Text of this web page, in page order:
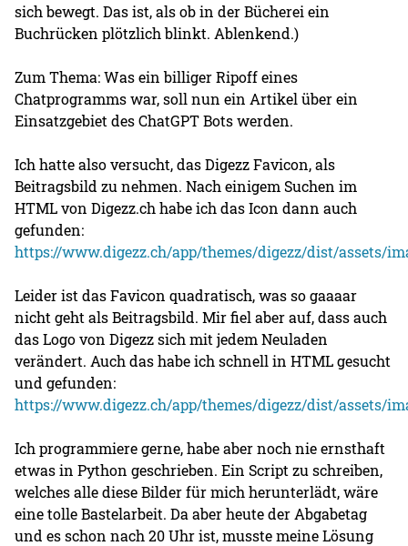
sich bewegt. Das ist, als ob in der Bücherei ein
Buchrücken plötzlich blinkt. Ablenkend.)
Zum Thema: Was ein billiger Ripoff eines
Chatprogramms war, soll nun ein Artikel über ein
Einsatzgebiet des ChatGPT Bots werden.
Ich hatte also versucht, das Digezz Favicon, als
Beitragsbild zu nehmen. Nach einigem Suchen im
HTML von Digezz.ch habe ich das Icon dann auch
gefunden:
https://www.digezz.ch/app/themes/digezz/dist/assets/
Leider ist das Favicon quadratisch, was so gaaaar
nicht geht als Beitragsbild. Mir fiel aber auf, dass auch
das Logo von Digezz sich mit jedem Neuladen
verändert. Auch das habe ich schnell in HTML gesucht
und gefunden:
https://www.digezz.ch/app/themes/digezz/dist/assets/
Ich programmiere gerne, habe aber noch nie ernsthaft
etwas in Python geschrieben. Ein Script zu schreiben,
welches alle diese Bilder für mich herunterlädt, wäre
eine tolle Bastelarbeit. Da aber heute der Abgabetag
und es schon nach 20 Uhr ist, musste meine Lösung